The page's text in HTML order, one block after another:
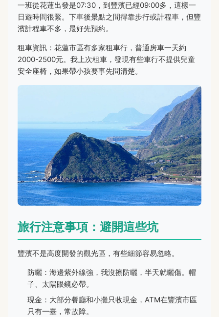
一班從花蓮出發是07:30，到豐濱已經09:00多，這樣一
日遊時間很緊。下車後景點之間得靠步行或計程車，但豐
濱計程車不多，最好先預約。
租車資訊：花蓮市區有多家租車行，普通房車一天約
2000-2500元。我上次租車，發現有些車行不提供兒童
安全座椅，如果帶小孩要事先問清楚。
旅行注意事項：避開這些坑
豐濱不是高度開發的觀光區，有些細節容易忽略。
防曬：海邊紫外線強，我沒擦防曬，半天就曬傷。帽
子、太陽眼鏡必帶。
現金：大部分餐廳和小攤只收現金，ATM在豐濱市區
只有一臺，常故障。